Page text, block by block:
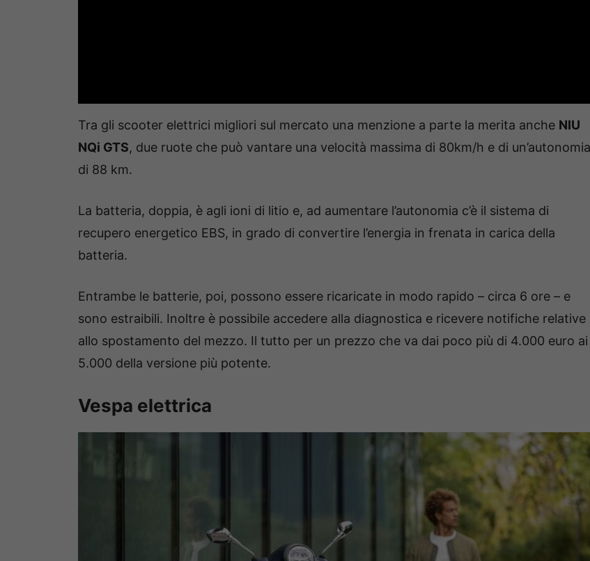
Tra gli scooter elettrici migliori sul mercato una menzione a parte la merita anche NIU
NQi GTS, due ruote che può vantare una velocità massima di 80km/h e di un’autonomia
di 88 km.
La batteria, doppia, è agli ioni di litio e, ad aumentare l’autonomia c’è il sistema di
recupero energetico EBS, in grado di convertire l’energia in frenata in carica della
batteria.
Entrambe le batterie, poi, possono essere ricaricate in modo rapido – circa 6 ore – e
sono estraibili. Inoltre è possibile accedere alla diagnostica e ricevere notifiche relative
allo spostamento del mezzo. Il tutto per un prezzo che va dai poco più di 4.000 euro ai
5.000 della versione più potente.
Vespa elettrica